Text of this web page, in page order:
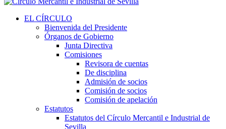
EL CÍRCULO
Bienvenida del Presidente
Órganos de Gobierno
Junta Directiva
Comisiones
Revisora de cuentas
De disciplina
Admisión de socios
Comisión de socios
Comisión de apelación
Estatutos
Estatutos del Círculo Mercantil e Industrial de
Sevilla